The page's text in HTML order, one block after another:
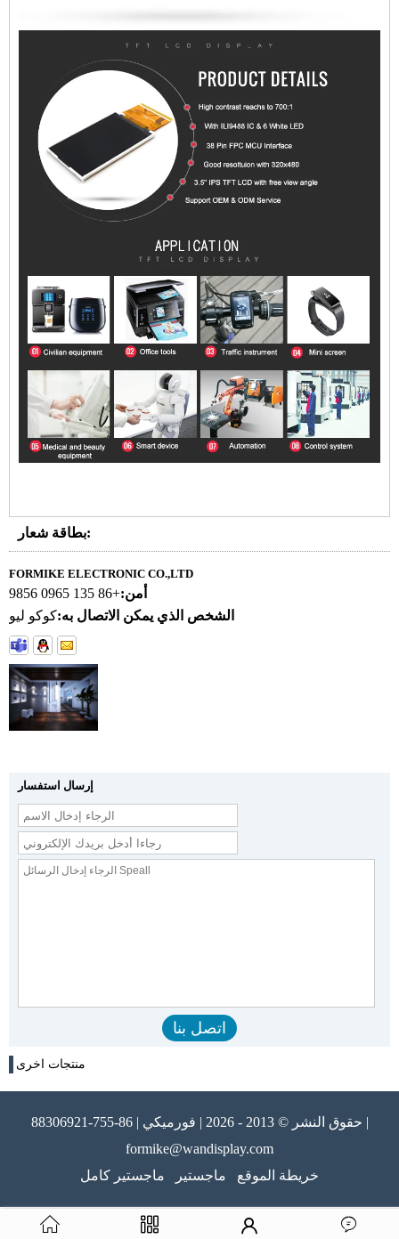
بطاقة شعار:
FORMIKE ELECTRONIC CO.,LTD
أمن:+86 135 0965 9856
الشخص الذي يمكن الاتصال به:كوكو ليو
إرسال استفسار
منتجات اخرى
حقوق النشر © 2013 - 2026 | فورميكي | 86-755-88306921 |
formike@wandisplay.com
خريطة الموقع
ماجستير ماجستير كامل